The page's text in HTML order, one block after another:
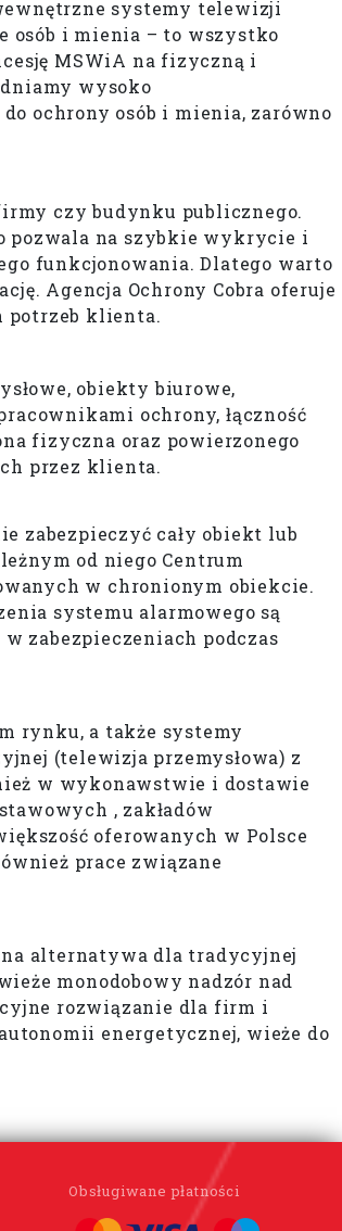
systemy telewizji
osób i mienia – to wszystko
MSWiA na fizyczną i
wysoko
ochrony osób i mienia, zarówno
czy budynku publicznego.
pozwala na szybkie wykrycie i
funkcjonowania. Dlatego warto
Agencja Ochrony Cobra oferuje
potrzeb klienta.
obiekty biurowe,
ochrony, łączność
fizyczna oraz powierzonego
przez klienta.
zabezpieczyć cały obiekt lub
od niego Centrum
w chronionym obiekcie.
systemu alarmowego są
zabezpieczeniach podczas
rynku, a także systemy
(telewizja przemysłowa) z
w wykonawstwie i dostawie
, zakładów
oferowanych w Polsce
prace związane
alternatywa dla tradycyjnej
monodobowy nadzór nad
rozwiązanie dla firm i
energetycznej, wieże do
Obsługiwane płatności